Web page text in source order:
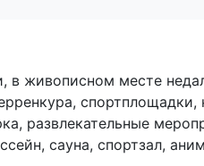
живописном месте
развлекательные
сауна, спортзал,